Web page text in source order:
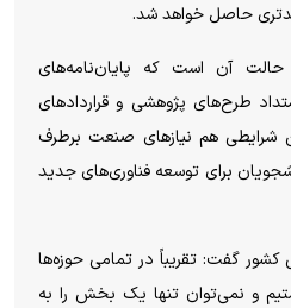
حاصل خواهد شد.
حالت آن است که پایان‌نامه‌های
طرح‌های پژوهشی و قرارداد‌های
شرایطی هم نیاز‌های صنعت برطرف
برای توسعه فناوری‌های جدید
کشور گفت: تقریباً در تمامی حوزه‌ها
و نمی‌توان تنها یک بخش را به